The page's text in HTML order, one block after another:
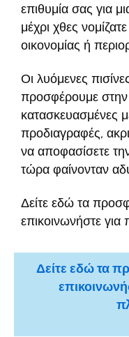
επιθυμία σας για
μέχρι χθες
οικονομίας ή
Οι λυόμενες
προσφέρουμε στην
κατασκευασμένες
προδιαγραφές,
να αποφασίσετε
τώρα φαίνονταν
Δείτε εδώ τα
επικοινωνήστε για
Δείτε εδώ τα